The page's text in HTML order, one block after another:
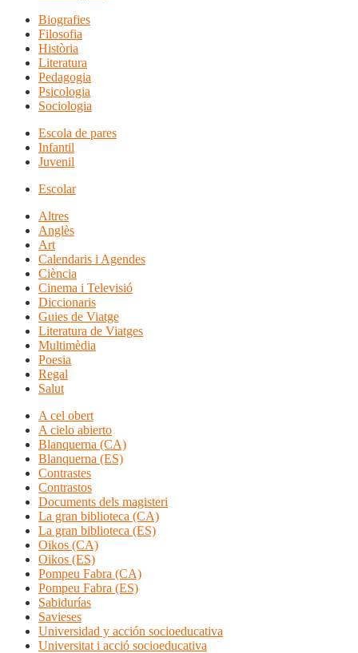
Biografies
Filosofia
Història
Literatura
Pedagogia
Psicologia
Sociologia
Escola de pares
Infantil
Juvenil
Escolar
Altres
Anglès
Art
Calendaris i Agendes
Ciència
Cinema i Televisió
Diccionaris
Guies de Viatge
Literatura de Viatges
Multimèdia
Poesia
Regal
Salut
A cel obert
A cielo abierto
Blanquerna (CA)
Blanquerna (ES)
Contrastes
Contrastos
Documents dels magisteri
La gran biblioteca (CA)
La gran biblioteca (ES)
Oikos (CA)
Oikos (ES)
Pompeu Fabra (CA)
Pompeu Fabra (ES)
Sabidurías
Savieses
Universidad y acción socioeducativa
Universitat i acció socioeducativa